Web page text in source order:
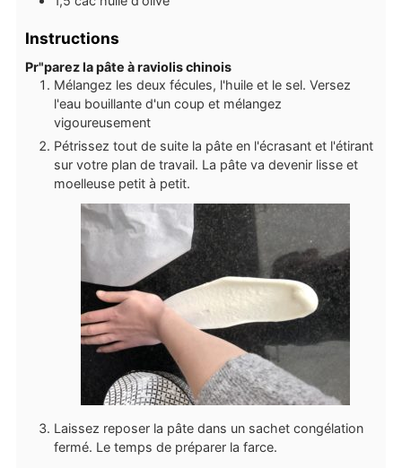
Instructions
Pr"parez la pâte à raviolis chinois
Mélangez les deux fécules, l'huile et le sel. Versez
l'eau bouillante d'un coup et mélangez
vigoureusement
Pétrissez tout de suite la pâte en l'écrasant et l'étirant
sur votre plan de travail. La pâte va devenir lisse et
moelleuse petit à petit.
Laissez reposer la pâte dans un sachet congélation
fermé. Le temps de préparer la farce.